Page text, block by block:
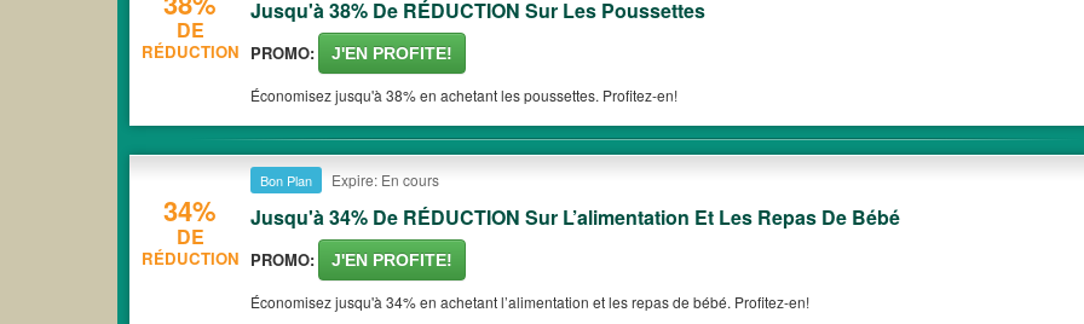
DE
RÉDUCTION
Jusqu'à 38% De RÉDUCTION Sur Les Poussettes
PROMO: J'EN PROFITE!
Économisez jusqu'à 38% en achetant les poussettes. Profitez-en!
34%
DE
RÉDUCTION
Bon Plan Expire: En cours
Jusqu'à 34% De RÉDUCTION Sur L’alimentation Et Les Repas De Bébé
PROMO: J'EN PROFITE!
Économisez jusqu'à 34% en achetant l’alimentation et les repas de bébé. Profitez-en!